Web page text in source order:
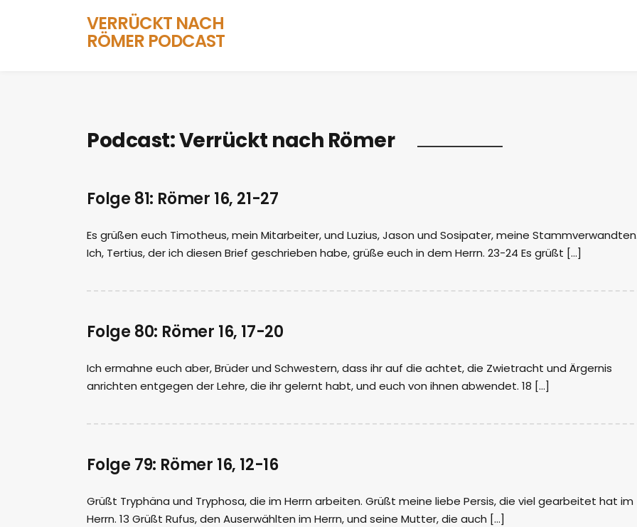
VERRÜCKT NACH
RÖMER PODCAST
Podcast:Verrückt nach Römer
Folge 81: Römer 16, 21-27
Es grüßen euch Timotheus, mein Mitarbeiter, und Luzius, Jason und Sosipater, meine
Ich, Tertius, der ich diesen Brief geschrieben habe, grüße euch in dem Herrn. 23-24 Es grüßt […]
Folge 80: Römer 16, 17-20
Ich ermahne euch aber, Brüder und Schwestern, dass ihr auf die achtet, die Zwietracht und Ärgernis
anrichten entgegen der Lehre, die ihr gelernt habt, und euch von ihnen abwendet. 18 […]
Folge 79: Römer 16, 12-16
Grüßt Tryphäna und Tryphosa, die im Herrn arbeiten. Grüßt meine liebe Persis, die viel gearbeitet hat im
Herrn. 13 Grüßt Rufus, den Auserwählten im Herrn, und seine Mutter, die auch […]